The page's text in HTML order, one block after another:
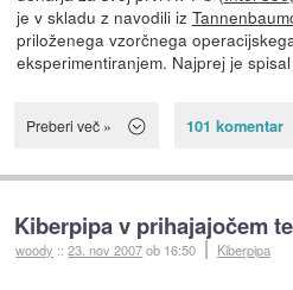
je v skladu z navodili iz
priloženega vzorčnega
eksperimentiranjem. Najprej je
Preberi več » 101 komentar
Kiberpipa v prihajajočem
woody ::23. nov 2007ob 16:50 Kiberpipa